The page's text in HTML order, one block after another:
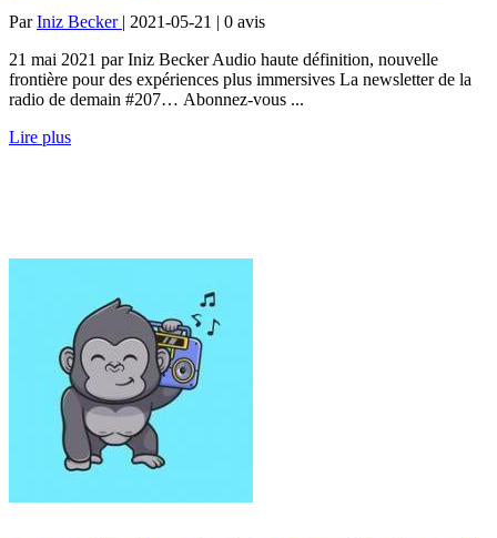
ParIniz Becker | 2021-05-21 | 0 avis
21 mai 2021 par Iniz Becker Audio haute définition, nouvelle
frontière pour des expériences plus immersives La newsletter de la
radio de demain #207… Abonnez-vous ...
Lire plus